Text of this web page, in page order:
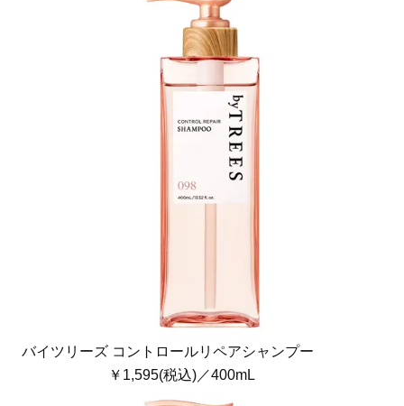
バイツリーズ コントロールリペアシャンプー
￥1,595(税込)／400mL